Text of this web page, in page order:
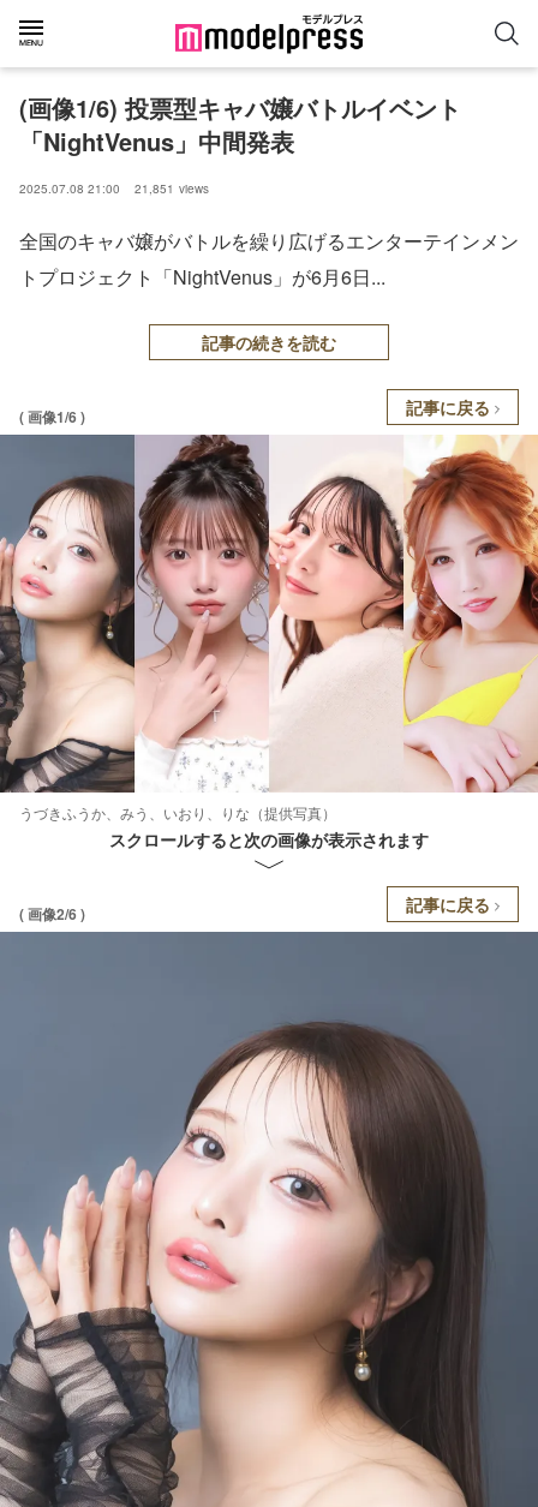
(画像1/6) 投票型キャバ嬢バトルイベント
「NightVenus」中間発表
2025.07.08 21:00 21,851 views
全国のキャバ嬢がバトルを繰り広げるエンターテインメン
トプロジェクト「NightVenus」が6月6日...
記事の続きを読む
( 画像1/6 ) 記事に戻る
うづきふうか、みう、いおり、りな（提供写真）
スクロールすると次の画像が表示されます
( 画像2/6 ) 記事に戻る